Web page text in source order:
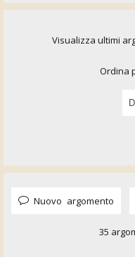
Visualizza ultimi
Ordina
Nuovo argomento
35